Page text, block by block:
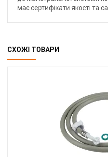
має сертифікати якості та
СХОЖІ ТОВАРИ